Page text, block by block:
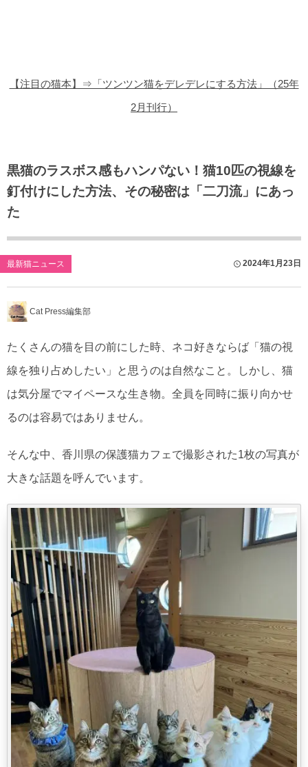
【注目の猫本】⇒「ツンツン猫をデレデレにする方法」（25年
2月刊行）
黒猫のラスボス感もハンパない！猫10匹の視線を
釘付けにした方法、その秘密は「二刀流」にあっ
た
最新猫ニュース 2024年1月23日
Cat Press編集部
たくさんの猫を目の前にした時、ネコ好きならば「猫の視
線を独り占めしたい」と思うのは自然なこと。しかし、猫
は気分屋でマイペースな生き物。全員を同時に振り向かせ
るのは容易ではありません。
そんな中、香川県の保護猫カフェで撮影された1枚の写真が
大きな話題を呼んでいます。
猫のゲーム・アプリ
猫のフリー写真素材